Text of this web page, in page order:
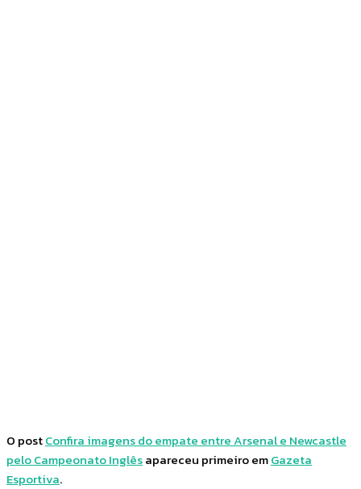
O postConfira imagens do empate entre Arsenal e Newcastle
pelo Campeonato Inglêsapareceu primeiro emGazeta
Esportiva.